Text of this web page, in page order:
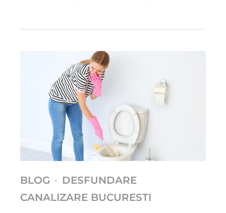
BLOG
DESFUNDARE
CANALIZARE BUCURESTI